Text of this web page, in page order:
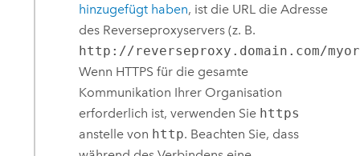
hinzugefügt haben, ist die URL die Adresse
des Reverseproxyservers (z. B.
http://reverseproxy.domain.com/
Wenn HTTPS für die gesamte
Kommunikation Ihrer Organisation
erforderlich ist, verwenden Sie https
anstelle von http. Beachten Sie, dass